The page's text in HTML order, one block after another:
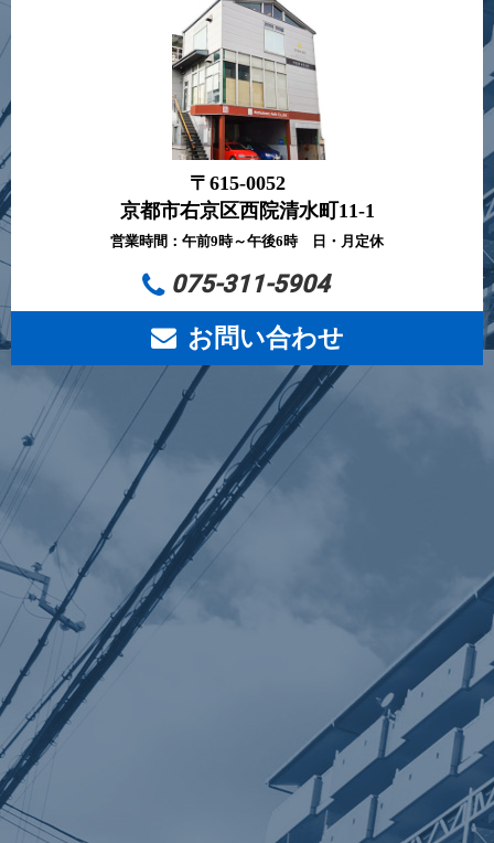
〒615-0052
京都市右京区西院清水町11-1
営業時間：午前9時～午後6時 日・月定休
075-311-5904
お問い合わせ